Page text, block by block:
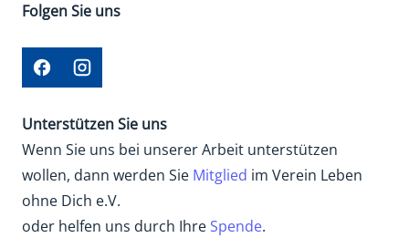
Folgen Sie uns
Unterstützen Sie uns
Wenn Sie uns bei unserer Arbeit unterstützen
wollen, dann werden Sie Mitglied im Verein Leben
ohne Dich e.V.
oder helfen uns durch Ihre Spende.